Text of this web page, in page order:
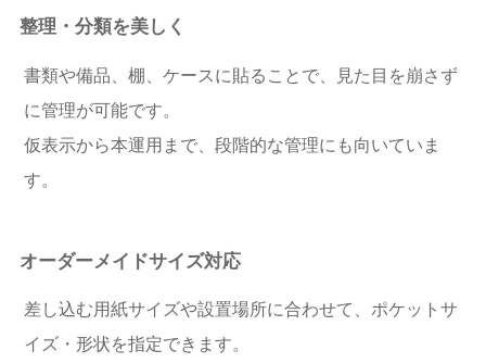
整理・分類を美しく
書類や備品、棚、ケースに貼ることで、見た目を崩さず
に管理が可能です。
仮表示から本運用まで、段階的な管理にも向いていま
す。
オーダーメイドサイズ対応
差し込む用紙サイズや設置場所に合わせて、ポケットサ
イズ・形状を指定できます。